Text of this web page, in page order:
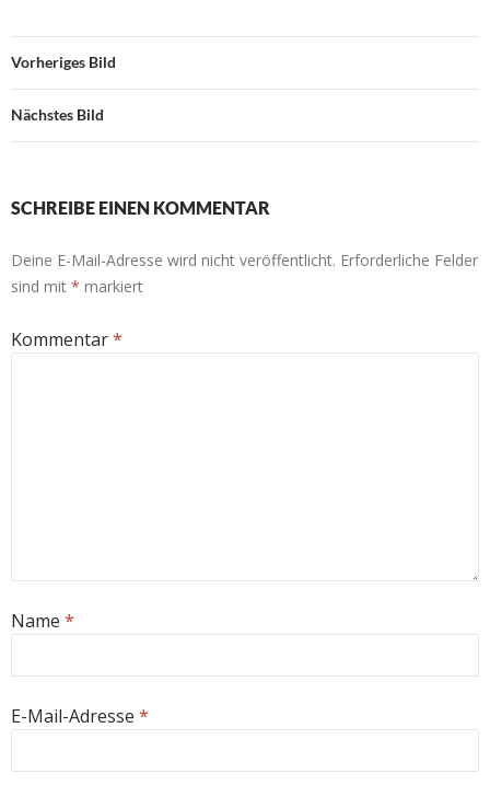
Vorheriges Bild
Nächstes Bild
SCHREIBE EINEN KOMMENTAR
Deine E-Mail-Adresse wird nicht veröffentlicht. Erforderliche Felder
sind mit * markiert
Kommentar*
Name *
E-Mail-Adresse *